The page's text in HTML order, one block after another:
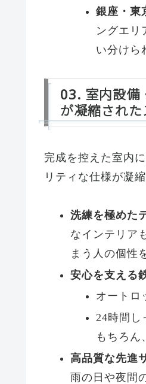
銀座・東
ングエリ
い分けら
03. 室内設備
が凝縮され
完成を控えた室内
リティな仕様が凝
洗練を極めた
なインテリア
まう人の個性
安心を支える
オートロ
24時間し
もちろん
高品質な先進
雨の日や夜間